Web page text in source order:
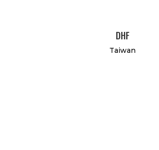
DHF
Taiwan